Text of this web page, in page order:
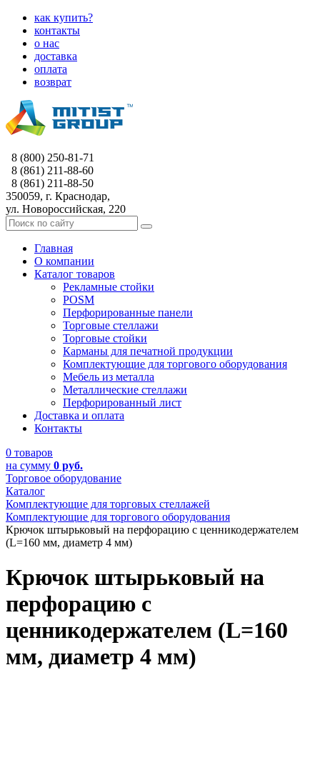
как купить?
контакты
о нас
доставка
оплата
возврат
8 (800) 250-81-71
8 (861) 211-88-60
8 (861) 211-88-50
350059, г. Краснодар,
ул. Новороссийская, 220
Главная
О компании
Каталог товаров
Рекламные стойки
POSM
Перфорированные панели
Торговые стеллажи
Торговые стойки
Карманы для печатной продукции
Комплектующие для торгового оборудования
Мебель из металла
Металлические стеллажи
Перфорированный лист
Доставка и оплата
Контакты
0 товаров
на сумму 0 руб.
Торговое оборудование
Каталог
Комплектующие для торговых стеллажей
Комплектующие для торгового оборудования
Крючок штырьковый на перфорацию с ценникодержателем
(L=160 мм, диаметр 4 мм)
Крючок штырьковый на
перфорацию с
ценникодержателем (L=160
мм, диаметр 4 мм)